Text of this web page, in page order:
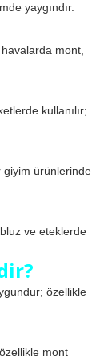
yaygındır.
havalarda mont,
kullanılır;
giyim ürünlerinde
ve eteklerde
özellikle
mont